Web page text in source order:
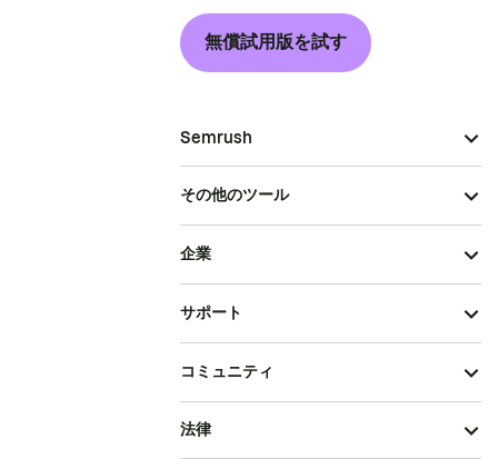
無償試用版を試す
Semrush
その他のツール
企業
サポート
コミュニティ
法律